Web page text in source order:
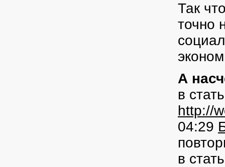
Так
точно
А
в
http://
04:29
в